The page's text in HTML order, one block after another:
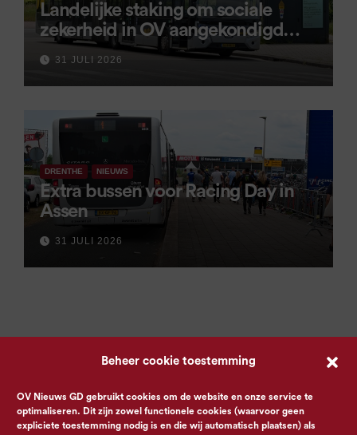
Beheer cookie toestemming
OV Nieuws GD gebruikt cookies om de website en onze service te
optimaliseren. Dit zijn zowel functionele cookies (waarvoor geen
expliciete toestemming nodig is en die wij automatisch plaatsen) als
Landelijke staking om sociale
zekerheid in OV aangekondigd
voor 9 september
31 JULI 2026
DRENTHE NIEUWS
Extra bussen voor Racing Day in
Assen
31 JULI 2026